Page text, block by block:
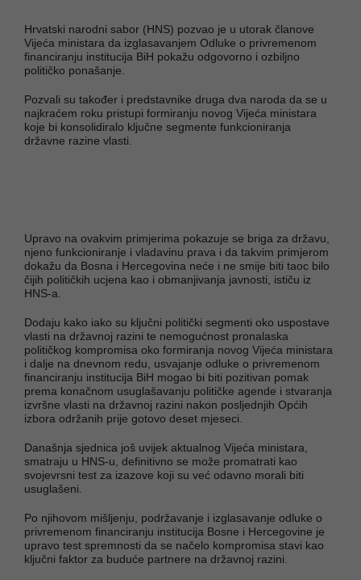
Hrvatski narodni sabor (HNS) pozvao je u utorak članove
Vijeća ministara da izglasavanjem Odluke o privremenom
financiranju institucija BiH pokažu odgovorno i ozbiljno
političko ponašanje.
Pozvali su također i predstavnike druga dva naroda da se u
najkraćem roku pristupi formiranju novog Vijeća ministara
koje bi konsolidiralo ključne segmente funkcioniranja
državne razine vlasti.
Upravo na ovakvim primjerima pokazuje se briga za državu,
njeno funkcioniranje i vladavinu prava i da takvim primjerom
dokažu da Bosna i Hercegovina neće i ne smije biti taoc bilo
čijih političkih ucjena kao i obmanjivanja javnosti, ističu iz
HNS-a.
Dodaju kako iako su ključni politički segmenti oko uspostave
vlasti na državnoj razini te nemogućnost pronalaska
političkog kompromisa oko formiranja novog Vijeća ministara
i dalje na dnevnom redu, usvajanje odluke o privremenom
financiranju institucija BiH mogao bi biti pozitivan pomak
prema konačnom usuglašavanju političke agende i stvaranja
izvršne vlasti na državnoj razini nakon posljednjih Općih
izbora održanih prije gotovo deset mjeseci.
Današnja sjednica još uvijek aktualnog Vijeća ministara,
smatraju u HNS-u, definitivno se može promatrati kao
svojevrsni test za izazove koji su već odavno morali biti
usuglašeni.
Po njihovom mišljenju, podržavanje i izglasavanje odluke o
privremenom financiranju institucija Bosne i Hercegovine je
upravo test spremnosti da se načelo kompromisa stavi kao
ključni faktor za buduće partnere na državnoj razini.